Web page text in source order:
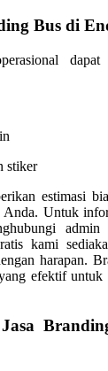
Bus di
dapat
stiker
estimasi
Anda. Untuk
kami
harapan.
efektif untuk